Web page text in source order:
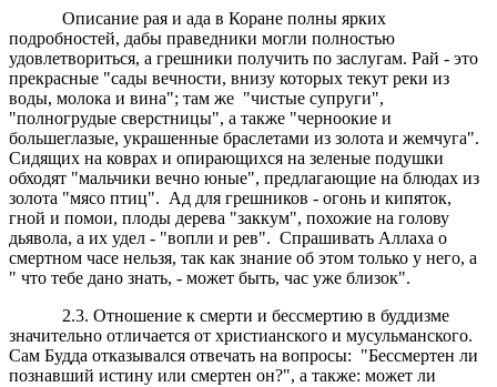
Описание рая и ада в Коране полны ярких
подробностей, дабы праведники могли полностью
удовлетвориться, а грешники получить по заслугам. Рай - это
прекрасные "сады вечности, внизу которых текут реки из
воды, молока и вина"; там же "чистые супруги",
"полногрудые сверстницы", а также "черноокие и
большеглазые, украшенные браслетами из золота и жемчуга".
Сидящих на коврах и опирающихся на зеленые подушки
обходят "мальчики вечно юные", предлагающие на блюдах из
золота "мясо птиц". Ад для грешников - огонь и кипяток,
гной и помои, плоды дерева "заккум", похожие на голову
дьявола, а их удел - "вопли и рев". Спрашивать Аллаха о
смертном часе нельзя, так как знание об этом только у него, а
" что тебе дано знать, - может быть, час уже близок".
2.3. Отношение к смерти и бессмертию в буддизме
значительно отличается от христианского и мусульманского.
Сам Будда отказывался отвечать на вопросы: "Бессмертен ли
познавший истину или смертен он?", а также: может ли